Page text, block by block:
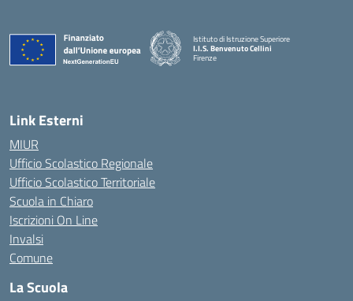
Istituto di Istruzione Superiore
I.I.S. Benvenuto Cellini
Firenze
Link Esterni
MIUR
Ufficio Scolastico Regionale
Ufficio Scolastico Territoriale
Scuola in Chiaro
Iscrizioni On Line
Invalsi
Comune
La Scuola